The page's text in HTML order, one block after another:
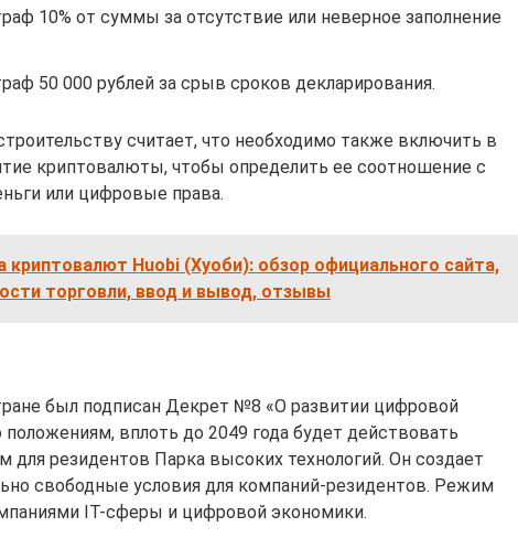
10% от суммы за отсутствие или неверное заполнение
50 000 рублей за срыв сроков декларирования.
считает, что необходимо также включить в
криптовалюты, чтобы определить ее соотношение с
или цифровые права.
криптовалют Huobi (Хуоби): обзор официального сайта,
торговли, ввод и вывод, отзывы
был подписан Декрет №8 «О развитии цифровой
положениям, вплоть до 2049 года будет действовать
для резидентов Парка высоких технологий. Он создает
свободные условия для компаний-резидентов. Режим
IT-сферы и цифровой экономики.